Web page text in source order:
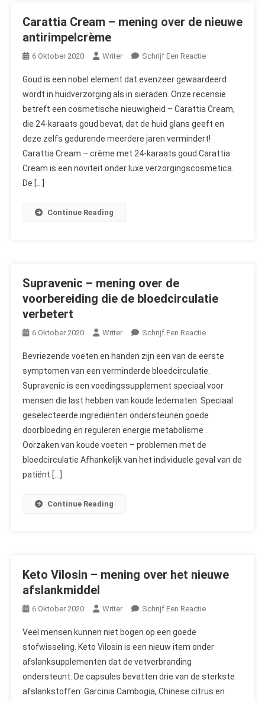
Carattia Cream – mening over de nieuwe
antirimpelcrème
6 Oktober 2020 Writer Schrijf Een ReactieOn
Cream
–
Mening
Over
De
Nieuwe
Antirimpelcrème
Goud is een nobel element dat evenzeer gewaardeerd
wordt in huidverzorging als in sieraden. Onze recensie
betreft een cosmetische nieuwigheid – Carattia Cream,
die 24-karaats goud bevat, dat de huid glans geeft en
deze zelfs gedurende meerdere jaren vermindert!
Carattia Cream – crème met 24-karaats goud Carattia
Cream is een noviteit onder luxe verzorgingscosmetica.
De […]
Continue Reading
Supravenic – mening over de
voorbereiding die de bloedcirculatie
verbetert
6 Oktober 2020 Writer Schrijf Een ReactieOn
–
Mening
Over
De
Voorbereiding
Bloedcirculatie
Bevriezende voeten en handen zijn een van de eerste
symptomen van een verminderde bloedcirculatie.
Supravenic is een voedingssupplement speciaal voor
mensen die last hebben van koude ledematen. Speciaal
geselecteerde ingrediënten ondersteunen goede
doorbloeding en reguleren energie metabolisme .
Oorzaken van koude voeten – problemen met de
bloedcirculatie Afhankelijk van het individuele geval van de
patiënt […]
Continue Reading
Keto Vilosin – mening over het nieuwe
afslankmiddel
6 Oktober 2020 Writer Schrijf Een ReactieOn
–
Over
Het
Veel mensen kunnen niet bogen op een goede
stofwisseling. Keto Vilosin is een nieuw item onder
afslanksupplementen dat de vetverbranding
ondersteunt. De capsules bevatten drie van de sterkste
afslankstoffen: Garcinia Cambogia, Chinese citrus en